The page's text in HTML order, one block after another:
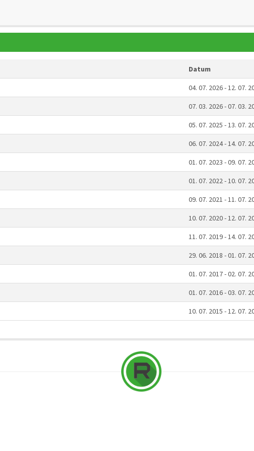
Datum
04. 07. 2026 - 12. 07.
07. 03. 2026 - 07. 03.
05. 07. 2025 - 13. 07.
06. 07. 2024 - 14. 07.
01. 07. 2023 - 09. 07.
01. 07. 2022 - 10. 07.
09. 07. 2021 - 11. 07.
10. 07. 2020 - 12. 07.
11. 07. 2019 - 14. 07.
29. 06. 2018 - 01. 07.
01. 07. 2017 - 02. 07.
01. 07. 2016 - 03. 07.
10. 07. 2015 - 12. 07.